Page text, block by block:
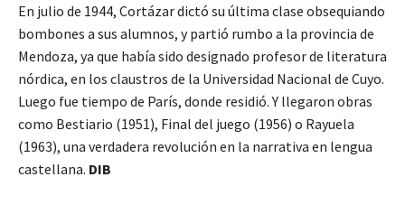
En julio de 1944, Cortázar dictó su última clase obsequiando
bombones a sus alumnos, y partió rumbo a la provincia de
Mendoza, ya que había sido designado profesor de literatura
nórdica, en los claustros de la Universidad Nacional de Cuyo.
Luego fue tiempo de París, donde residió. Y llegaron obras
como Bestiario (1951), Final del juego (1956) o Rayuela
(1963), una verdadera revolución en la narrativa en lengua
castellana. DIB